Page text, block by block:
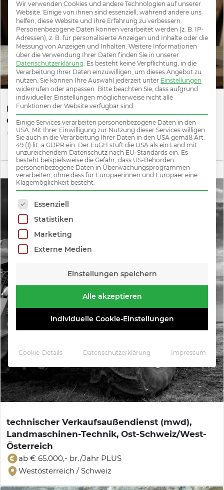
Key Account Manager (mwd), Bodenbeläge,
Großraum Wien
ab ca. € 80.000,- br./Jahr fix PLUS
Österreich
technischer Verkaufsaußendienst (mwd),
Landmaschinen-Technik, Ost-Schweiz/West-
Österreich
ab € 65.000,- br./Jahr PLUS
Westösterreich / Schweiz
Wir verwenden Cookies und andere Technologien auf unserer
Website. Einige von ihnen sind essenziell, während andere uns
helfen, diese Website und Ihre Erfahrung zu verbessern.
Personenbezogene Daten können verarbeitet werden (z. B. IP-
Adressen), z. B. für personalisierte Anzeigen und Inhalte oder die
Messung von Anzeigen und Inhalten. Weitere Informationen
über die Verwendung Ihrer Daten finden Sie in unserer
Datenschutzerklärung. Es besteht keine Verpflichtung, in die
Verarbeitung Ihrer Daten einzuwilligen, um dieses Angebot zu
nutzen. Sie können Ihre Auswahl jederzeit unter Einstellungen
widerrufen oder anpassen. Bitte beachten Sie, dass aufgrund
individueller Einstellungen möglicherweise nicht alle
Funktionen der Website verfügbar sind.
Einige Services verarbeiten personenbezogene Daten in den
USA. Mit Ihrer Einwilligung zur Nutzung dieser Services willigen
Sie auch in die Verarbeitung Ihrer Daten in den USA gemäß Art.
49 (1) lit. a GDPR ein. Der EuGH stuft die USA als ein Land mit
unzureichendem Datenschutz nach EU-Standards ein. Es
besteht beispielsweise die Gefahr, dass US-Behörden
personenbezogene Daten in Überwachungsprogrammen
verarbeiten, ohne dass für Europäerinnen und Europäer eine
Klagemöglichkeit besteht.
Es folgt eine Liste der Service-Gruppen, für die
Essenziell
Statistiken
Marketing
Externe Medien
Einstellungen speichern
Alle akzeptieren
Individuelle Cookie-Einstellungen
Cookie-Details Datenschutzerklärung Impressum